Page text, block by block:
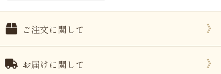
ご注文に関して
お届けに関して